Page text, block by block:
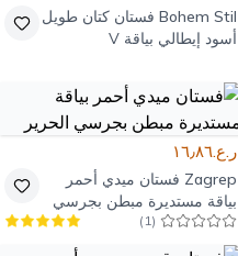
Bohem Stil فستان كتان طويل
أسود إيطالي بياقة V
ر.ع.١٦٫٨٦
Zagrep فستان ميدي أحمر
بياقة مستديرة مبطن بجرسي
الحرير
(
1
)